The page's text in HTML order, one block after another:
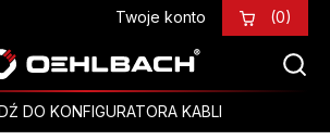
zawartości Twoje konto (0)
DO KONFIGURATORA KABLI